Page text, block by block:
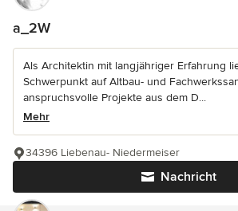
a_2W
Als Architektin mit langjähriger Erfahrung
Schwerpunkt auf Altbau- und
anspruchsvolle Projekte aus dem D...
Mehr
Nachricht
34396 Liebenau- Niedermeiser